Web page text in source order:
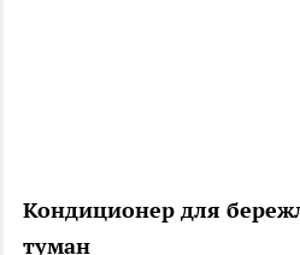
Кондиционер для
туман